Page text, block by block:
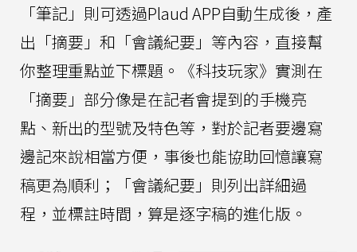
「筆記」則可透過Plaud APP自動生成後，產
出「摘要」和「會議紀要」等內容，直接幫
你整理重點並下標題。《科技玩家》實測在
「摘要」部分像是在記者會提到的手機亮
點、新出的型號及特色等，對於記者要邊寫
邊記來說相當方便，事後也能協助回憶讓寫
稿更為順利；「會議紀要」則列出詳細過
程，並標註時間，算是逐字稿的進化版。